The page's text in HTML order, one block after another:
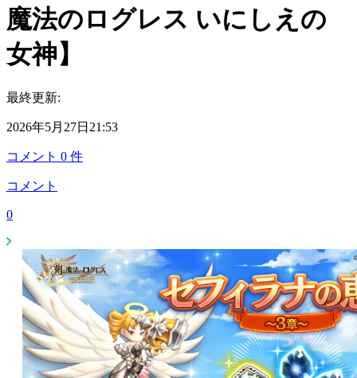
魔法のログレス いにしえの
女神】
最終更新:
2026年5月27日21:53
コメント 0 件
コメント
0